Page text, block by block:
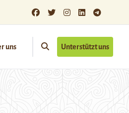
uns Unterstützt uns